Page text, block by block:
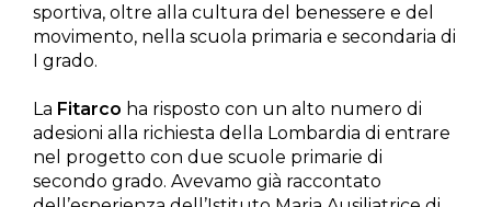
sportiva, oltre alla cultura del benessere e del
movimento, nella scuola primaria e secondaria di
I grado.
La Fitarco ha risposto con un alto numero di
adesioni alla richiesta della Lombardia di entrare
nel progetto con due scuole primarie di
secondo grado. Avevamo già raccontato